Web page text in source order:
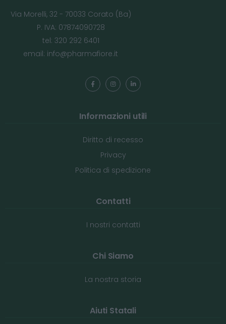
Via Morelli, 32 - 70033 Corato (Ba)
P. IVA: 07874090728
tel: 320 292 6401
email: info@pharmafiore.it
Informazioni utili
Diritto di recesso
Privacy
Politica di spedizione
Contatti
I nostri contatti
Chi Siamo
La nostra storia
Aiuti Statali